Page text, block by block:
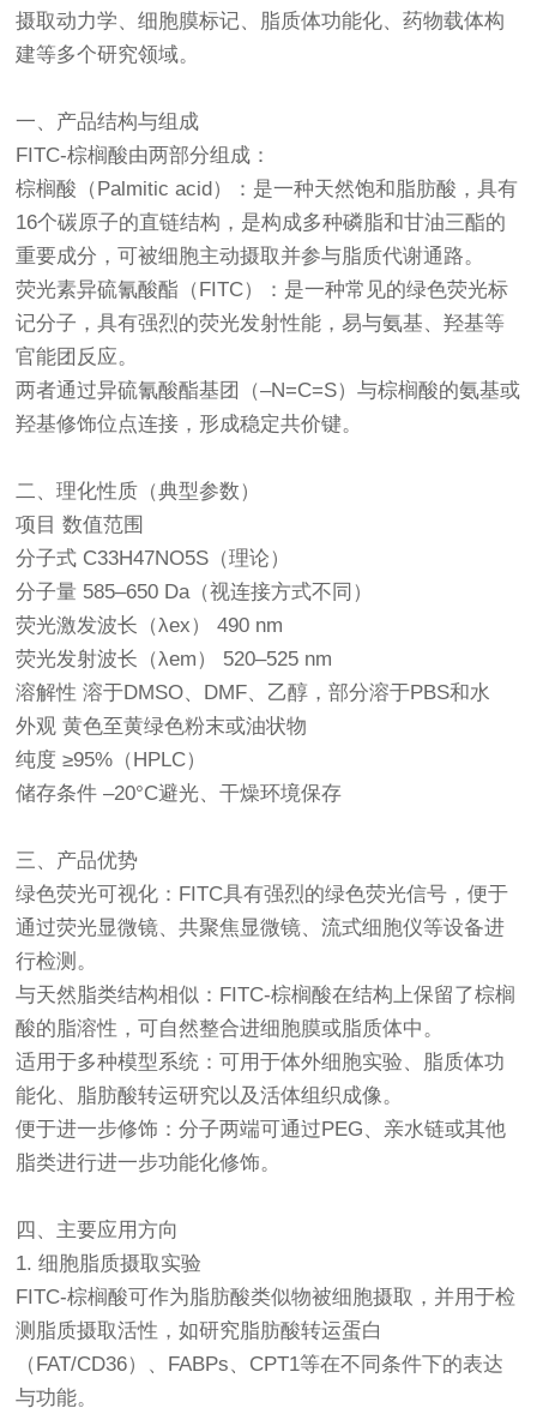
摄取动力学、细胞膜标记、脂质体功能化、药物载体构
建等多个研究领域。
一、产品结构与组成
FITC-棕榈酸由两部分组成：
棕榈酸（Palmitic acid）：是一种天然饱和脂肪酸，具有
16个碳原子的直链结构，是构成多种磷脂和甘油三酯的
重要成分，可被细胞主动摄取并参与脂质代谢通路。
荧光素异硫氰酸酯（FITC）：是一种常见的绿色荧光标
记分子，具有强烈的荧光发射性能，易与氨基、羟基等
官能团反应。
两者通过异硫氰酸酯基团（–N=C=S）与棕榈酸的氨基或
羟基修饰位点连接，形成稳定共价键。
二、理化性质（典型参数）
项目 数值范围
分子式 C33H47NO5S（理论）
分子量 585–650 Da（视连接方式不同）
荧光激发波长（λex） 490 nm
荧光发射波长（λem） 520–525 nm
溶解性 溶于DMSO、DMF、乙醇，部分溶于PBS和水
外观 黄色至黄绿色粉末或油状物
纯度 ≥95%（HPLC）
储存条件 –20°C避光、干燥环境保存
三、产品优势
绿色荧光可视化：FITC具有强烈的绿色荧光信号，便于
通过荧光显微镜、共聚焦显微镜、流式细胞仪等设备进
行检测。
与天然脂类结构相似：FITC-棕榈酸在结构上保留了棕榈
酸的脂溶性，可自然整合进细胞膜或脂质体中。
适用于多种模型系统：可用于体外细胞实验、脂质体功
能化、脂肪酸转运研究以及活体组织成像。
便于进一步修饰：分子两端可通过PEG、亲水链或其他
脂类进行进一步功能化修饰。
四、主要应用方向
1. 细胞脂质摄取实验
FITC-棕榈酸可作为脂肪酸类似物被细胞摄取，并用于检
测脂质摄取活性，如研究脂肪酸转运蛋白
（FAT/CD36）、FABPs、CPT1等在不同条件下的表达
与功能。